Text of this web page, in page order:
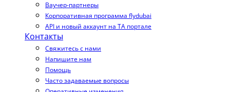
Ваучер-партнеры
Корпоративная программа flydubai
API и новый аккаунт на TA портале
Контакты
Свяжитесь с нами
Напишите нам
Помощь
Часто задаваемые вопросы